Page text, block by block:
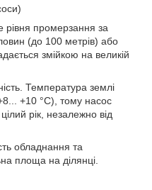
рівня промерзання за
(до 100 метрів) або
змійкою на великій
Температура землі
+10 °C), тому насос
рік, незалежно від
обладнання та
площа на ділянці.